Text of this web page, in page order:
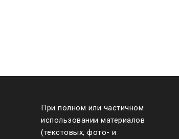
При полном или частичном
использовании материалов
(текстовых, фото- и